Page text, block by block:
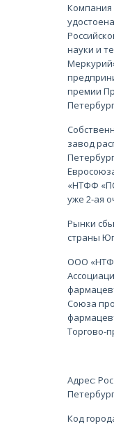
науки и
премии
завод
«НТФФ
уже 2-ая
Рынки
страны
ООО
Союза
Торгово-
Адрес:
Код